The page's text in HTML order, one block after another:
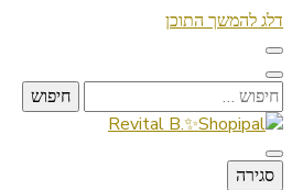
דלג להמשך התוכן
חיפוש:
Lifestyle ✦ Beauty ✦ Vegan ✦ Travel
סגירה